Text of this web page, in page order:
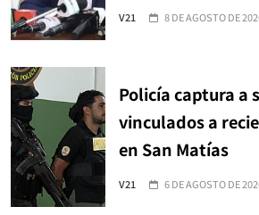
V21 8 DE AGOSTO DE
Policía captura a
vinculados a
en San Matías
V21 6 DE AGOSTO DE